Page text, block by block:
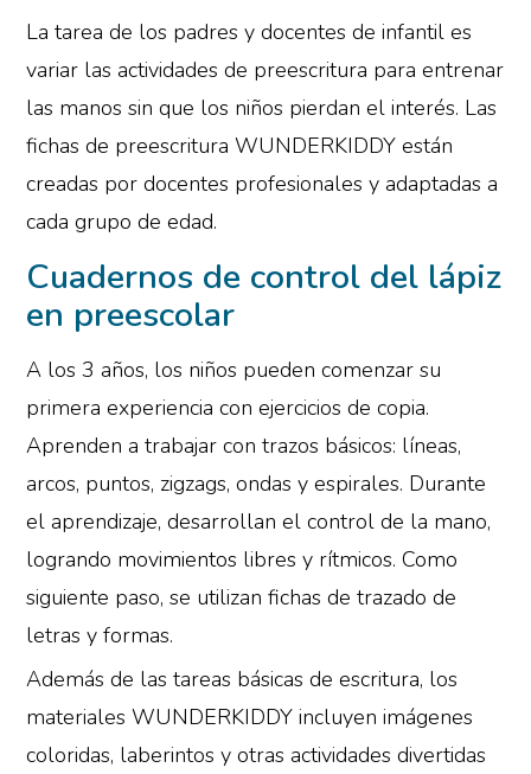
La tarea de los padres y docentes de infantil es
variar las actividades de preescritura para entrenar
las manos sin que los niños pierdan el interés. Las
fichas de preescritura WUNDERKIDDY están
creadas por docentes profesionales у adaptadas a
cada grupo de edad.
Cuadernos de control del lápiz
en preescolar
A los 3 años, los niños pueden comenzar su
primera experiencia con ejercicios de copia.
Aprenden a trabajar con trazos básicos: líneas,
arcos, puntos, zigzags, ondas y espirales. Durante
el aprendizaje, desarrollan el control de la mano,
logrando movimientos libres y rítmicos. Como
siguiente paso, se utilizan fichas de trazado de
letras y formas.
Además de las tareas básicas de escritura, los
materiales WUNDERKIDDY incluyen imágenes
coloridas, laberintos у otras actividades divertidas